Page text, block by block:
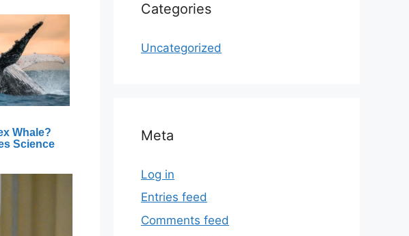
Categories
Uncategorized
Meta
Log in
Entries feed
Comments feed